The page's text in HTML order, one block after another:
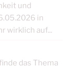
und
in
wirklich auf...
das Thema